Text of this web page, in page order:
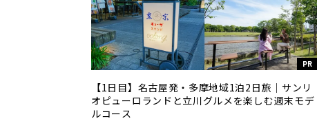
PR
【1日目】名古屋発・多摩地域1泊2日旅｜サンリ
オピューロランドと立川グルメを楽しむ週末モデ
ルコース